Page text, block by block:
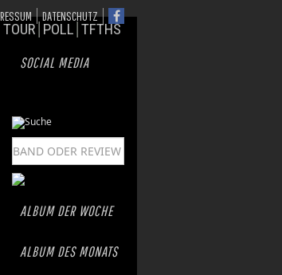
DATENSCHUTZ
POLL TFTHS
SOCIAL MEDIA
ALBUM DER WOCHE
ALBUM DES MONATS